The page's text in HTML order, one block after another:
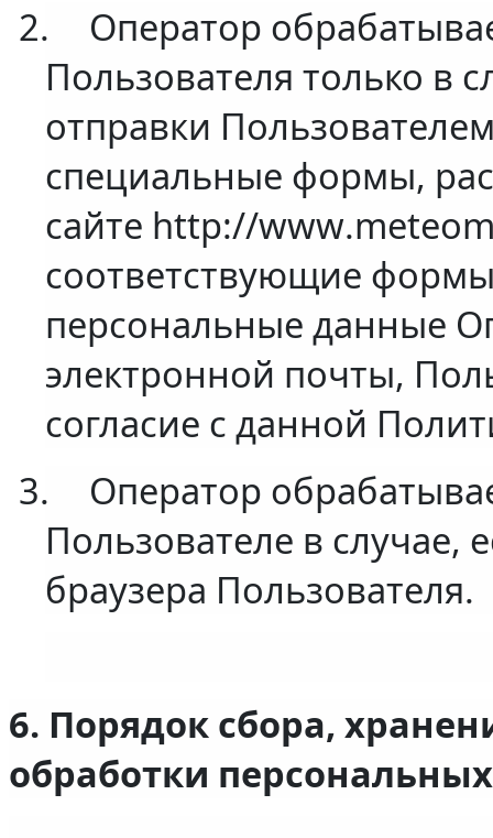
2.
Оператор
Пользователя только в
отправки
специальные формы,
сайте http://www
соответствующие
персональные данные
электронной почты,
согласие с данной
3.
Оператор
Пользователе в случае,
браузера Пользователя.
6. Порядок сбора,
обработки